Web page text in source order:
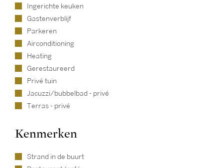
Ingerichte keuken
Gastenverblijf
Parkeren
Airconditioning
Heating
Gerestaureerd
Privé tuin
Jacuzzi/bubbelbad - privé
Terras - privé
Kenmerken
Strand in de buurt